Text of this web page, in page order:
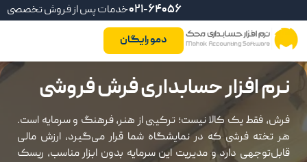
خدمات پس از فروش تخصصی021-64056
دمو رایگان
نرم افزار حسابداری فرش فروشی
فرش، فقط یک کالا نیست؛ ترکیبی از هنر، فرهنگ و سرمایه است.
هر تخته فرشی که در نمایشگاه شما قرار می‌گیرد، ارزش مالی
قابل‌توجهی دارد و مدیریت این سرمایه بدون ابزار مناسب، ریسک